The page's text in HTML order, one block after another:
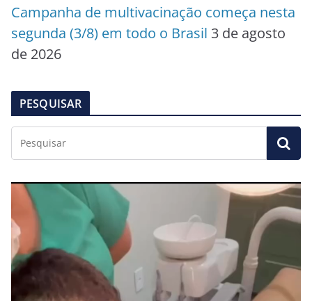
Campanha de multivacinação começa nesta
segunda (3/8) em todo o Brasil 3 de agosto
de 2026
PESQUISAR